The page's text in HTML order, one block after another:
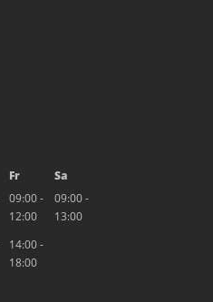
Fr
Sa
09:00 -
12:00
09:00 -
13:00
14:00 -
18:00